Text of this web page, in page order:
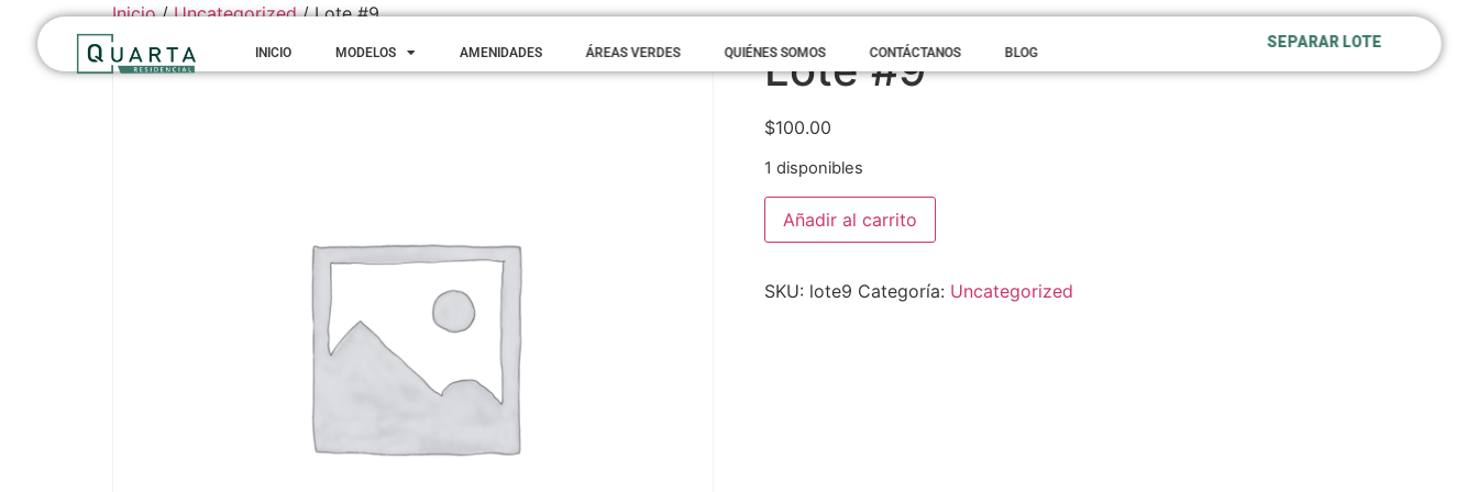
INICIO MODELOS AMENIDADES ÁREAS VERDES QUIÉNES SOMOS CONTÁCTANOS BLOG
SEPARAR LOTE
Inicio/Uncategorized/ Lote #9
Lote #9
$100.00
1 disponibles
Añadir al carrito
SKU: lote9 Categoría: Uncategorized